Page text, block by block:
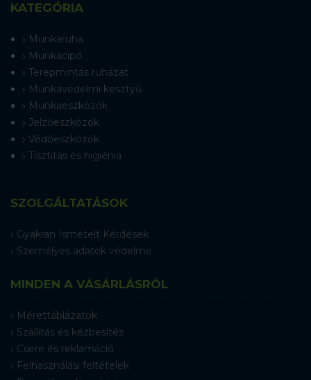
KATEGÓRIA
Munkaruha
Munkacipő
Terepmintás ruházat
Munkavédelmi kesztyű
Munkaeszközök
Jelzőeszközök
Védőeszközök
Tisztítás és higiénia
SZOLGÁLTATÁSOK
Gyakran Ismételt Kérdések
Személyes adatok védelme
MINDEN A VÁSÁRLÁSRÓL
Mérettáblázatok
Szállítás és kézbesítés
Csere és reklamáció
Felhasználási feltételek